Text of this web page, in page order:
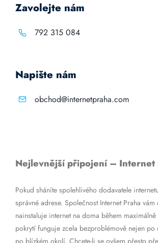
Zavolejte nám
792 315 084
Napište nám
obchod@internetpraha.com
Nejlevnější připojení – Internet
Pokud sháníte spolehlivého dodavatele
správné adrese. Společnost Internet Praha
nainstaluje internet na doma během
pokrytí funguje zcela bezproblémově nejen po
po blízkém okolí. Chcete-li se ovšem přesto